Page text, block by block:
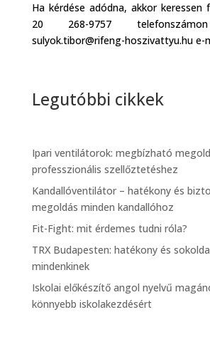
Ha kérdése adódna, akkor keressen
20 268-9757
sulyok.tibor@rifeng-hoszivattyu.hu e-
Legutóbbi cikkek
Ipari ventilátorok: megbízható
professzionális szellőztetéshez
Kandallóventilátor – hatékony és
megoldás minden kandallóhoz
Fit-Fight: mit érdemes tudni róla?
TRX Budapesten: hatékony és
mindenkinek
Iskolai előkészítő angol nyelvű
könnyebb iskolakezdésért